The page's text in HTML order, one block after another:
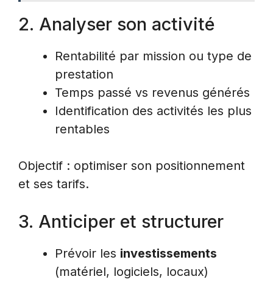
2. Analyser son activité
Rentabilité par mission ou type de
prestation
Temps passé vs revenus générés
Identification des activités les plus
rentables
Objectif : optimiser son positionnement
et ses tarifs.
3. Anticiper et structurer
Prévoir les investissements
(matériel, logiciels, locaux)